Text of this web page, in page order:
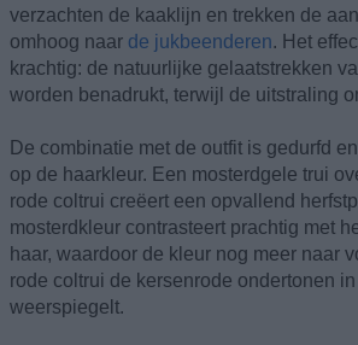
verzachten de kaaklijn en trekken de
omhoog naar de jukbeenderen. Het
krachtig: de natuurlijke gelaatstrekken
worden benadrukt, terwijl de uitstraling
De combinatie met de outfit is gedurfd
op de haarkleur. Een mosterdgele trui
rode coltrui creëert een opvallend
mosterdkleur contrasteert prachtig met
haar, waardoor de kleur nog meer naar
rode coltrui de kersenrode ondertonen in
weerspiegelt.